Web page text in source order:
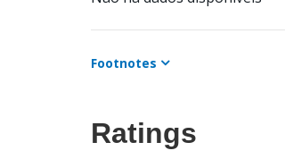
Footnotes
Ratings